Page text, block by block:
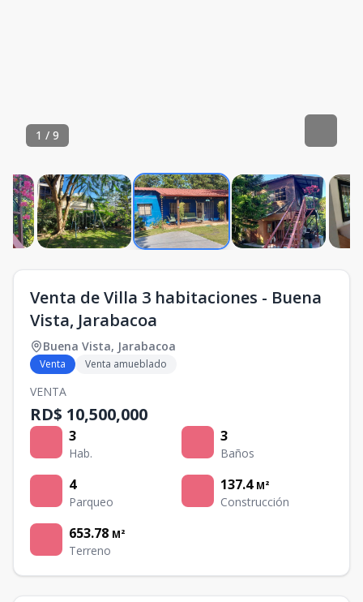
1 / 9
Venta de Villa 3 habitaciones - Buena
Vista, Jarabacoa
Buena Vista, Jarabacoa
Venta Venta amueblado
VENTA
RD$ 10,500,000
3
Hab.
3
Baños
4
Parqueo
137.4 M²
Construcción
653.78 M²
Terreno